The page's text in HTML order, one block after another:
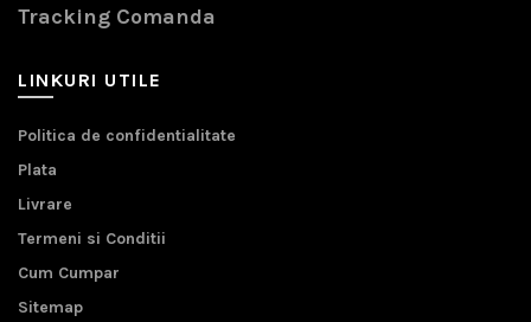
Tracking Comanda
LINKURI UTILE
Politica de confidentialitate
Plata
Livrare
Termeni si Conditii
Cum Cumpar
Sitemap